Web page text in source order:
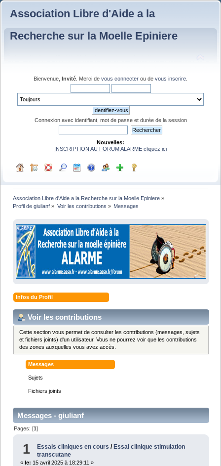
Association Libre d'Aide a la
Recherche sur la Moelle Epiniere
Bienvenue, Invité . Merci de vous connecter ou de vous inscrire
Connexion avec identifiant, mot de passe et durée de la session
Nouvelles:
INSCRIPTION AU FORUM ALARME cliquez ici
Association Libre d'Aide a la Recherche sur la Moelle Epiniere »
Profil de giulianf » Voir les contributions » Messages
Infos du Profil
Voir les contributions
Cette section vous permet de consulter les contributions (messages, sujets
et fichiers joints) d'un utilisateur. Vous ne pourrez voir que les contributions
des zones auxquelles vous avez accès.
Messages
Sujets
Fichiers joints
Messages - giulianf
Pages: [1]
1 Essais cliniques en cours /Essai clinique stimulation
transcutane
« le: 15 avril 2025 à 18:29:11 »